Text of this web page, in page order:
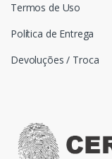
Termos de Uso
Política de Entrega
Devoluções / Troca